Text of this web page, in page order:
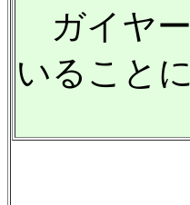
ガイヤー
いること